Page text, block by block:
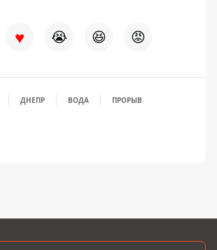
♥ 😭 😆 😡
ДНЕПР ВОДА ПРОРЫВ